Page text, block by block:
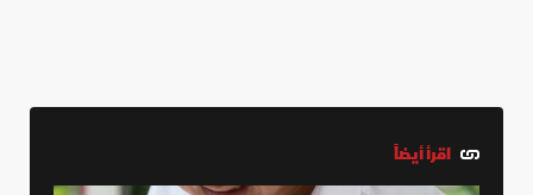
اقرأ أيضاً